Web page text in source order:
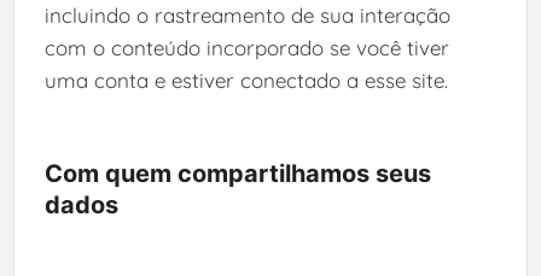
incluindo o rastreamento de sua interação
com o conteúdo incorporado se você tiver
uma conta e estiver conectado a esse site.
Com quem compartilhamos seus
dados